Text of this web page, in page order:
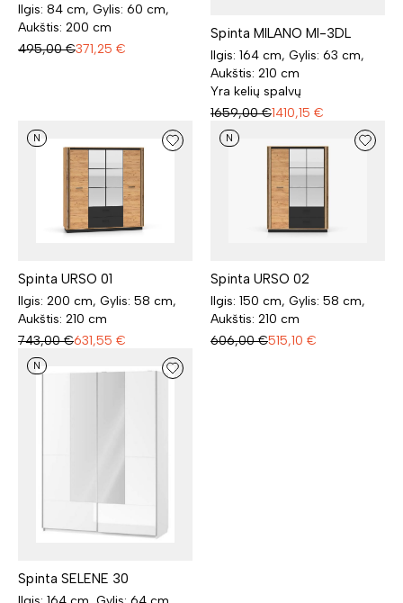
Ilgis: 84 cm, Gylis: 60 cm,
Aukštis: 200 cm
495,00 €371,25 €
Spinta MILANO MI-3DL
Ilgis: 164 cm, Gylis: 63 cm,
Aukštis: 210 cm
Yra kelių spalvų
1659,00 €1410,15 €
N
Spinta URSO 01
Ilgis: 200 cm, Gylis: 58 cm,
Aukštis: 210 cm
743,00 €631,55 €
N
Spinta URSO 02
Ilgis: 150 cm, Gylis: 58 cm,
Aukštis: 210 cm
606,00 €515,10 €
N
Spinta SELENE 30